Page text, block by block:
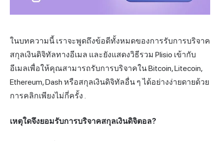
ในบทความนี้ เราจะพูดถึงข้อดีทั้งหมดของการรับการบริจาค
สกุลเงินดิจิทัลทางอีเมล และยังแสดงวิธีรวม Plisio เข้ากับ
อีเมลเพื่อให้คุณสามารถรับการบริจาคใน Bitcoin, Litecoin,
Ethereum, Dash หรือสกุลเงินดิจิทัลอื่น ๆ ได้อย่างง่ายดายด้วย
การคลิกเพียงไม่กี่ครั้ง .
เหตุใดจึงยอมรับการบริจาคสกุลเงินดิจิตอล?